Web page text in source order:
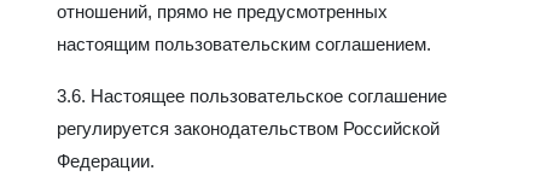
отношений, прямо не предусмотренных
настоящим пользовательским соглашением.
3.6. Настоящее пользовательское соглашение
регулируется законодательством Российской
Федерации.